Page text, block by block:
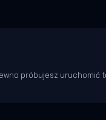
próbujesz uruchomić